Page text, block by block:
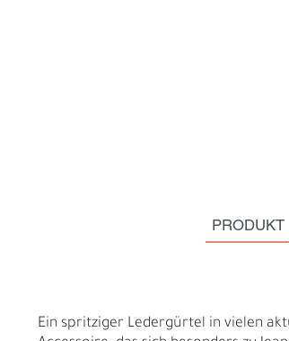
S Ä
PRODUKT
Ein spritziger Ledergürtel in vielen